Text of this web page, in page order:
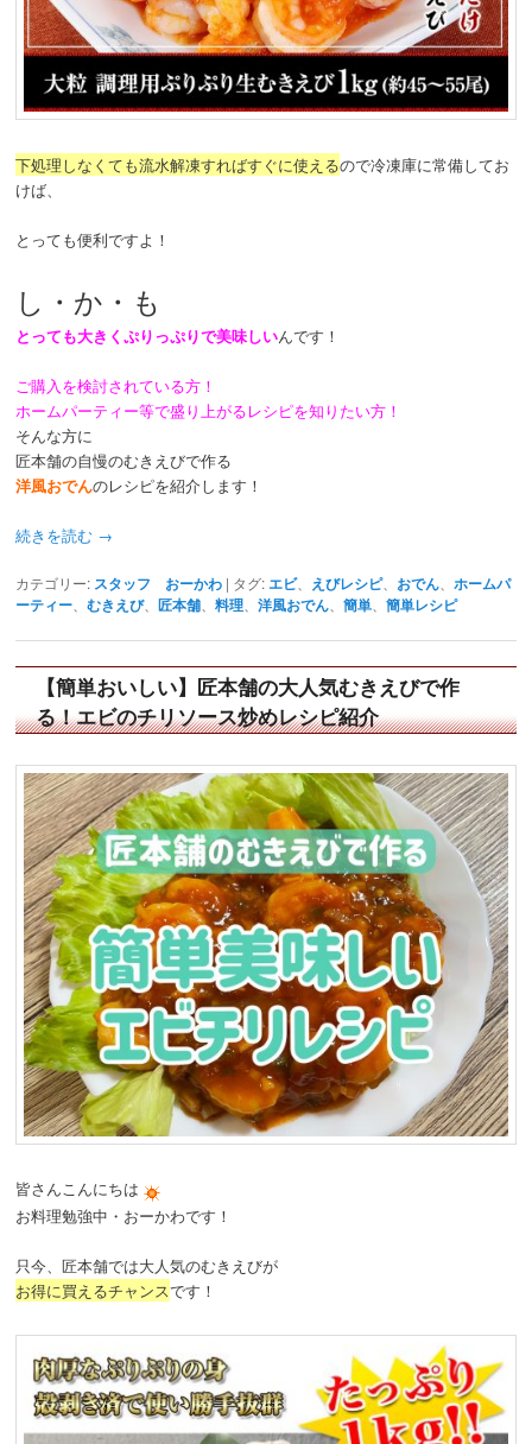
下処理しなくても流水解凍すればすぐに使えるので冷凍庫に常備してお
けば、
とっても便利ですよ！
し・か・も
とっても大きくぷりっぷりで美味しいんです！
ご購入を検討されている方！
ホームパーティー等で盛り上がるレシピを知りたい方！
そんな方に
匠本舗の自慢のむきえびで作る
洋風おでんのレシピを紹介します！
続きを読む →
カテゴリー: スタッフ おーかわ | タグ: エビ、 えびレシピ、 おでん 、ホームパ
ーティー 、むきえび、匠本舗 、料理 、洋風おでん 、簡単 、簡単レシピ
【簡単おいしい】匠本舗の大人気むきえびで作
る！エビのチリソース炒めレシピ紹介
皆さんこんにちは
お料理勉強中・おーかわです！
只今、匠本舗では大人気のむきえびが
お得に買えるチャンスです！